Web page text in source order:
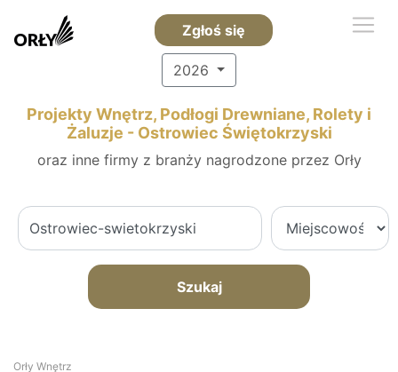
Zgłoś się
2026
Projekty Wnętrz, Podłogi Drewniane, Rolety i
Żaluzje - Ostrowiec Świętokrzyski
oraz inne firmy z branży nagrodzone przez Orły
Szukaj
Orły Wnętrz